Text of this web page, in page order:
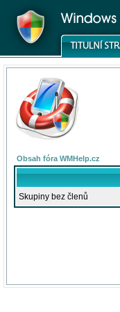
Obsah fóra WMHelp.cz
Skupiny bez členů